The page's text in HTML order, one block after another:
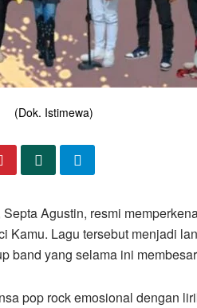
(Dok. Istimewa)
Agustin, resmi
Kamu. Lagu tersebut menjadi
band yang selama ini
pop rock emosional dengan